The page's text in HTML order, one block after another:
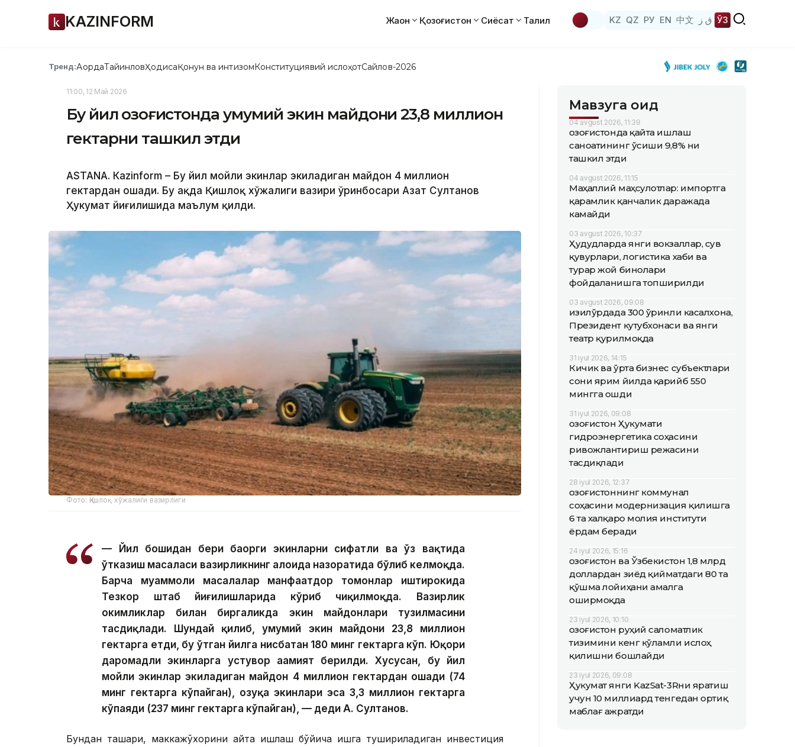
KAZINFORM Жаҳон Қозоғистон Сиёсат Таҳлил KZ QZ РУ EN 中文 ق ز ЎЗ
Тренд:АқордаТайинловҲодисаҚонун ва интизомКонституциявий ислоҳотСайлов-2026
11:00, 12 Май 2026
Бу йил Қозоғистонда умумий экин майдони 23,8 миллион
гектарни ташкил этди
ASTANА. Каzinform – Бу йил мойли экинлар экиладиган майдон 4 миллион
гектардан ошади. Бу ҳақда Қишлоқ хўжалиги вазири ўринбосари Азат Султанов
Ҳукумат йиғилишида маълум қилди.
Фото: Қишлоқ хўжалиги вазирлиги
— Йил бошидан бери баҳорги экинларни сифатли ва ўз вақтида
ўтказиш масаласи вазирликнинг алоҳида назоратида бўлиб келмоқда.
Барча муаммоли масалалар манфаатдор томонлар иштирокида
Тезкор штаб йиғилишларида кўриб чиқилмоқда. Вазирлик
ҳокимликлар билан биргаликда экин майдонлари тузилмасини
тасдиқлади. Шундай қилиб, умумий экин майдони 23,8 миллион
гектарга етди, бу ўтган йилга нисбатан 180 минг гектарга кўп. Юқори
даромадли экинларга устувор аҳамият берилди. Хусусан, бу йил
мойли экинлар экиладиган майдон 4 миллион гектардан ошади (74
минг гектарга кўпайган), озуқа экинлари эса 3,3 миллион гектарга
кўпаяди (237 минг гектарга кўпайган), — деди А. Султанов.
Бундан ташқари, маккажўхорини қайта ишлаш бўйича ишга тушириладиган инвестиция
Мавзуга оид
04 avgust 2026, 11:39
Қозоғистонда қайта ишлаш
саноатининг ўсиши 9,8% ни
ташкил этди
04 avgust 2026, 11:15
Маҳаллий маҳсулотлар: импортга
қарамлик қанчалик даражада
камайди
03 avgust 2026, 10:37
Ҳудудларда янги вокзаллар, сув
қувурлари, логистика хаби ва
турар жой бинолари
фойдаланишга топширилди
03 avgust 2026, 09:08
Қизилўрдада 300 ўринли касалхона,
Президент кутубхонаси ва янги
театр қурилмоқда
31 iyul 2026, 14:15
Кичик ва ўрта бизнес субъектлари
сони ярим йилда қарийб 550
мингга ошди
31 iyul 2026, 09:08
Қозоғистон Ҳукумати
гидроэнергетика соҳасини
ривожлантириш режасини
тасдиқлади
28 iyul 2026, 12:37
Қозоғистоннинг коммунал
соҳасини модернизация қилишга
6 та халқаро молия институти
ёрдам беради
24 iyul 2026, 15:16
Қозоғистон ва Ўзбекистон 1,8 млрд
доллардан зиёд қийматдаги 80 та
қўшма лойиҳани амалга
оширмоқда
23 iyul 2026, 10:10
Қозоғистон руҳий саломатлик
тизимини кенг кўламли ислоҳ
қилишни бошлайди
23 iyul 2026, 09:08
Ҳукумат янги KazSat-3Rни яратиш
учун 10 миллиард тенгедан ортиқ
маблағ ажратди